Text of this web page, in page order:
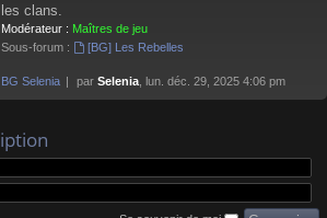
les clans.
Modérateur : Maîtres de jeu
Sous-forum :
[BG] Les Rebelles
BG Selenia par Selenia , lun. déc. 29, 2025 4:06 pm